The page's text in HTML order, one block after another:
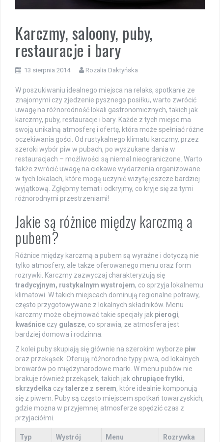
Karczmy, saloony, puby,
restauracje i bary
13 sierpnia 2014 Rozalia Daktyńska
W poszukiwaniu idealnego miejsca na relaks, spotkanie ze
znajomymi czy zjedzenie pysznego posiłku, warto zwrócić
uwagę na różnorodność lokali gastronomicznych, takich jak
karczmy, puby, restauracje i bary. Każde z tych miejsc ma
swoją unikalną atmosferę i ofertę, która może spełniać różne
oczekiwania gości. Od rustykalnego klimatu karczmy, przez
szeroki wybór piw w pubach, po wyszukane dania w
restauracjach – możliwości są niemal nieograniczone. Warto
także zwrócić uwagę na ciekawe wydarzenia organizowane
w tych lokalach, które mogą uczynić wizytę jeszcze bardziej
wyjątkową. Zgłębmy temat i odkryjmy, co kryje się za tymi
różnorodnymi przestrzeniami!
Jakie są różnice między karczmą a
pubem?
Różnice między karczmą a pubem są wyraźne i dotyczą nie
tylko atmosfery, ale także oferowanego menu oraz form
rozrywki. Karczmy zazwyczaj charakteryzują się
tradycyjnym, rustykalnym wystrojem, co sprzyja lokalnemu
klimatowi. W takich miejscach dominują regionalne potrawy,
często przygotowywane z lokalnych składników. Menu
karczmy może obejmować takie specjały jak pierogi,
kwaśnice czy gulasze, co sprawia, że atmosfera jest
bardziej domowa i rodzinna.
Z kolei puby skupiają się głównie na szerokim wyborze piw
oraz przekąsek. Oferują różnorodne typy piwa, od lokalnych
browarów po międzynarodowe marki. W menu pubów nie
brakuje również przekąsek, takich jak chrupiące frytki,
skrzydełka czytalerze z serem, które idealnie komponują
się z piwem. Puby są często miejscem spotkań towarzyskich,
gdzie można w przyjemnej atmosferze spędzić czas z
przyjaciółmi.
Typ
Wystrój Menu Rozrywka